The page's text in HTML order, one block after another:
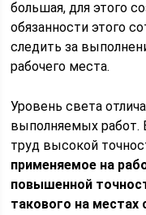
большая, для этого
обязанности этого
следить за
рабочего места.
Уровень света
выполняемых работ.
труд высокой
применяемое на
повышенной
такового на местах